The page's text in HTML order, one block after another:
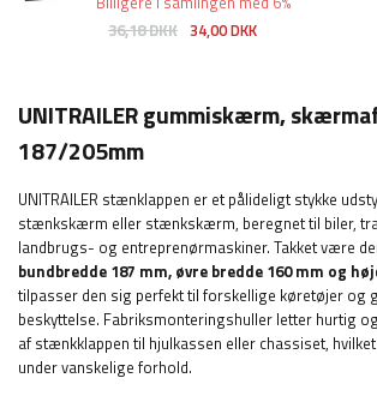
36,18 DKK 34,00 DKK
UNITRAILER gummiskærm,
187/205mm
UNITRAILER stænklappen er et pålideligt stykke
stænkskærm eller stænkskærm, beregnet til biler,
landbrugs- og entreprenørmaskiner. Takket være
bundbredde 187 mm, øvre bredde 160 mm og
tilpasser den sig perfekt til forskellige køretøjer og
beskyttelse. Fabriksmonteringshuller letter hurtig
af stænkklappen til hjulkassen eller chassiset,
under vanskelige forhold.